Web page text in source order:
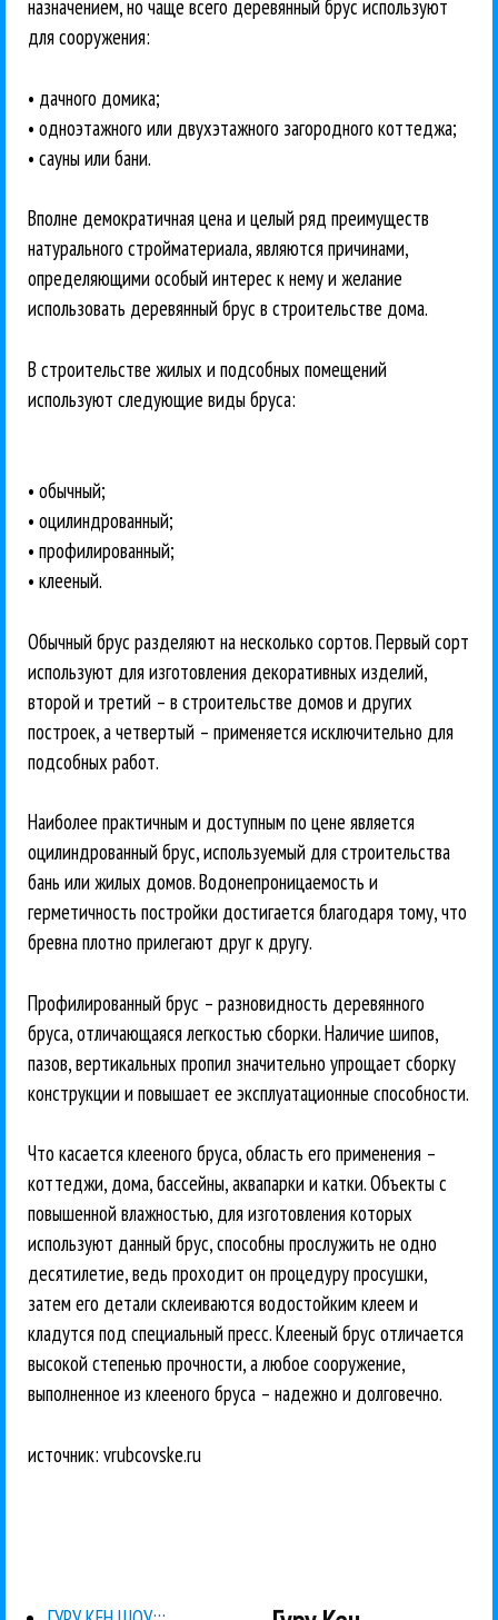
назначением, но чаще всего деревянный брус используют
для сооружения:
• дачного домика;
• одноэтажного или двухэтажного загородного коттеджа;
• сауны или бани.
Вполне демократичная цена и целый ряд преимуществ
натурального стройматериала, являются причинами,
определяющими особый интерес к нему и желание
использовать деревянный брус в строительстве дома.
В строительстве жилых и подсобных помещений
используют следующие виды бруса:
• обычный;
• оцилиндрованный;
• профилированный;
• клееный.
Обычный брус разделяют на несколько сортов. Первый сорт
используют для изготовления декоративных изделий,
второй и третий – в строительстве домов и других
построек, а четвертый – применяется исключительно для
подсобных работ.
Наиболее практичным и доступным по цене является
оцилиндрованный брус, используемый для строительства
бань или жилых домов. Водонепроницаемость и
герметичность постройки достигается благодаря тому, что
бревна плотно прилегают друг к другу.
Профилированный брус – разновидность деревянного
бруса, отличающаяся легкостью сборки. Наличие шипов,
пазов, вертикальных пропил значительно упрощает сборку
конструкции и повышает ее эксплуатационные способности.
Что касается клееного бруса, область его применения –
коттеджи, дома, бассейны, аквапарки и катки. Объекты с
повышенной влажностью, для изготовления которых
используют данный брус, способны прослужить не одно
десятилетие, ведь проходит он процедуру просушки,
затем его детали склеиваются водостойким клеем и
кладутся под специальный пресс. Клееный брус отличается
высокой степенью прочности, а любое сооружение,
выполненное из клееного бруса – надежно и долговечно.
источник: vrubcovske.ru